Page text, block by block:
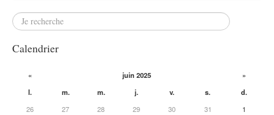
Calendrier
« juin 2025
»
l.
m. m. j. v. s.
d.
26
27 28 29 30 31
1